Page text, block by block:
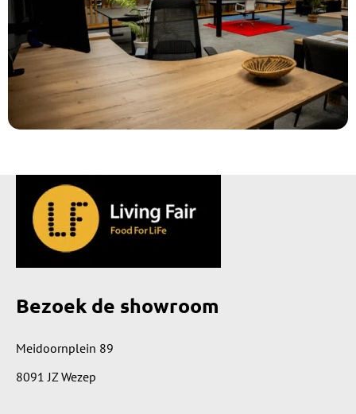
Bezoek de showroom
Meidoornplein 89
8091 JZ Wezep